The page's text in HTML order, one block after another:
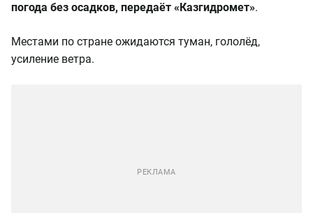
погода без осадков, передаёт «Казгидромет».
Местами по стране ожидаются туман, гололёд,
усиление ветра.